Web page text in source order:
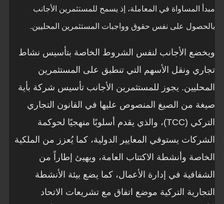
مبدأ المساواة في المعاملة، إذ يسمح للمستثمرين الأجانب
بالحصول على نفس حقوق وواجبات المستثمرين المحليين.
ويخضع الأجانب لنفس الشروط الخاصة بتأسيس نشاط
تجاري ونقل الأسهم التي تنطبق على المستثمرين
المحليين. يجوز للمستثمرين الأجانب تأسيس شركة بأية
صيغة من الصيغ المنصوص عليها في القانون التجاري
التركي (TCC)، والذي يقدم أسلوبًا منهجيًا لحوكمة
الشركات يستوفي المعايير الدولية، كما يُعزز من الملكية
الخاصة وأنشطة الاكتتاب العامة، ويهيئ إطاراً من
الشفافية في إدارة الأعمال، كما يضع بيئة الأنشطة
التجارية التركية موضع اتفاق مع تشريعات الاتحاد